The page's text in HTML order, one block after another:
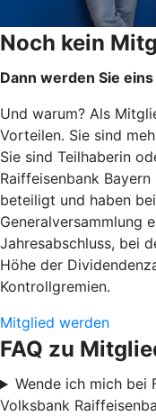
Noch kein
Dann werden Sie eins
Und warum? Als
Vorteilen. Sie sind
Sie sind Teilhaberin
Raiffeisenbank
beteiligt und haben
Generalversammlung
Jahresabschluss, bei
Höhe der
Kontrollgremien.
Mitglied werden
FAQ zu
Wende ich mich bei
Volksbank